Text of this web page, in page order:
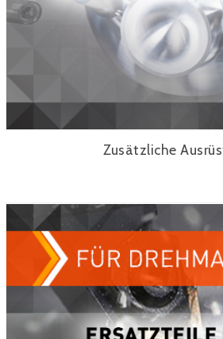
Zusätzliche